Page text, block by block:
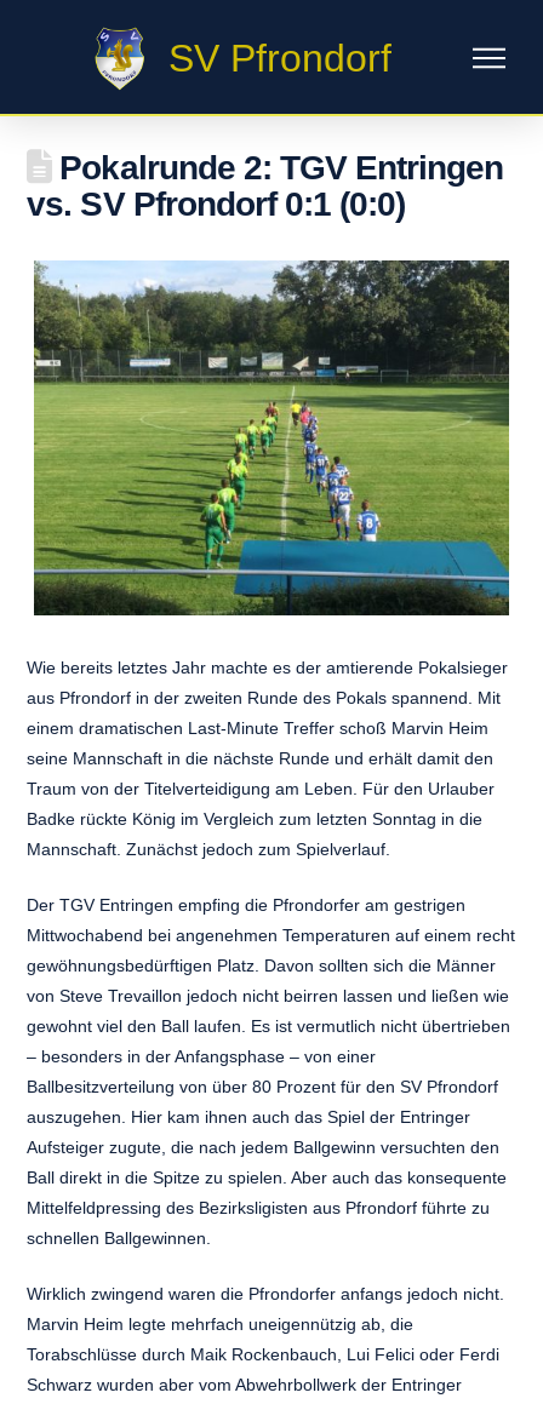
SV Pfrondorf
Pokalrunde 2: TGV Entringen
vs. SV Pfrondorf 0:1 (0:0)
Wie bereits letztes Jahr machte es der amtierende Pokalsieger
aus Pfrondorf in der zweiten Runde des Pokals spannend. Mit
einem dramatischen Last-Minute Treffer schoß Marvin Heim
seine Mannschaft in die nächste Runde und erhält damit den
Traum von der Titelverteidigung am Leben. Für den Urlauber
Badke rückte König im Vergleich zum letzten Sonntag in die
Mannschaft. Zunächst jedoch zum Spielverlauf.
Der TGV Entringen empfing die Pfrondorfer am gestrigen
Mittwochabend bei angenehmen Temperaturen auf einem recht
gewöhnungsbedürftigen Platz. Davon sollten sich die Männer
von Steve Trevaillon jedoch nicht beirren lassen und ließen wie
gewohnt viel den Ball laufen. Es ist vermutlich nicht übertrieben
– besonders in der Anfangsphase – von einer
Ballbesitzverteilung von über 80 Prozent für den SV Pfrondorf
auszugehen. Hier kam ihnen auch das Spiel der Entringer
Aufsteiger zugute, die nach jedem Ballgewinn versuchten den
Ball direkt in die Spitze zu spielen. Aber auch das konsequente
Mittelfeldpressing des Bezirksligisten aus Pfrondorf führte zu
schnellen Ballgewinnen.
Wirklich zwingend waren die Pfrondorfer anfangs jedoch nicht.
Marvin Heim legte mehrfach uneigennützig ab, die
Torabschlüsse durch Maik Rockenbauch, Lui Felici oder Ferdi
Schwarz wurden aber vom Abwehrbollwerk der Entringer